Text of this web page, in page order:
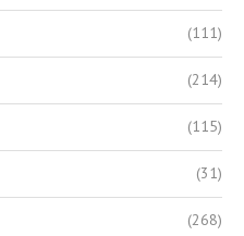
(111)
(214)
(115)
(31)
(268)